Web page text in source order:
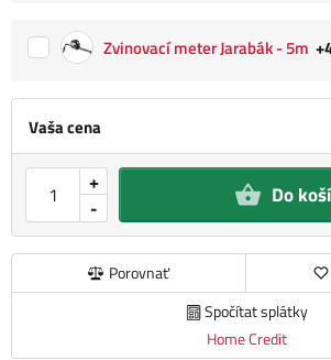
Vaša cena
-
+ Do
Porovnať
Spočítat splátky
Home Credit
Zvinovací meter Jarabák - 5m